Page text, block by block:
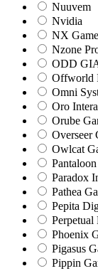
Nuuvem
Nvidia
NX
Nzone
ODD
Offworld
Omni
Oro
Orube
Overseer
Owlcat
Pantaloon
Paradox
Pathea
Pepita
Perpetual
Phoenix
Pigasus
Pippin